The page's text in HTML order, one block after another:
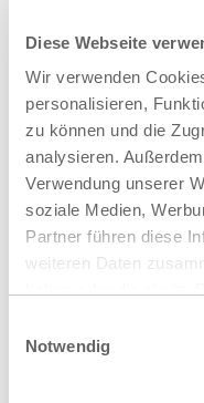
Diese Webseite
Wir verwenden
personalisieren,
zu können und die
analysieren.
Verwendung unserer
soziale Medien,
Partner führen diese
weiteren Daten
Cookies, wenn Sie
Notwendig
Doppelte
Zwei
einer Rinne.